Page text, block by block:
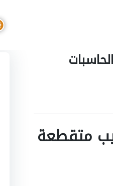
متقطعة